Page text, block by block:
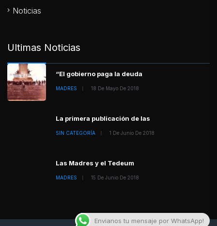
Noticias
Ultimas Noticias
“El gobierno paga la deuda
MADRES 18 De Mayo De 2018
La primera publicación de las
SIN CATEGORÍA 1 De Junio De 2018
Las Madres y el Tedeum
MADRES 15 De Junio De 2018
Envianos tu mensaje por WhatsApp!